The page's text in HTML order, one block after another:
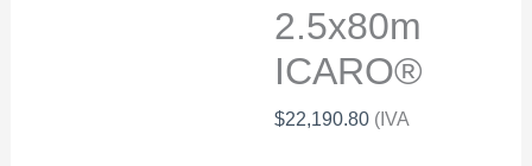
2.5x80m
ICARO®
$22,190.80 (IVA